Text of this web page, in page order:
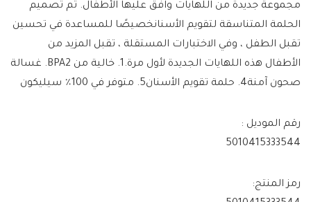
مجموعة جديدة من اللهايات وافق عليها الأطفال. تم تصميم
الحلمة المتناسقة لتقويم الأسنانخصيصًا للمساعدة في تحسين
تقبل الطفل ، وفي الاختبارات المستقلة ، تقبل المزيد من
الأطفال هذه اللهايات الجديدة لأول مرة.1. خالية من BPA2. غسالة
صحون آمنة4. حلمة تقويم الأسنان5. متوفر في 100٪ سيليكون
رقم الموديل :
5010415333544
رمز المنتج: